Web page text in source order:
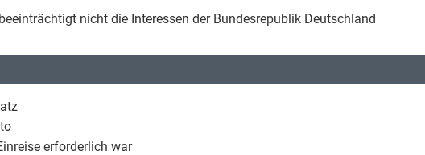
nicht die Interessen der Bundesrepublik Deutschland
erforderlich war